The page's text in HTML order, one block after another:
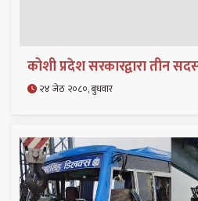
कोशी प्रदेश सरकारद्वारा तीन
२४ जेठ २०८०, बुधवार